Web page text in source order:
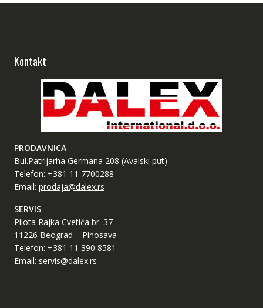
Kontakt
PRODAVNICA
Bul.Patrijarha Germana 208 (Avalski put)
Telefon: +381 11 7700288
Email: prodaja@dalex.rs
SERVIS
Pilota Rajka Cvetića br. 37
11226 Beograd – Pinosava
Telefon: +381 11 390 8581
Email: servis@dalex.rs